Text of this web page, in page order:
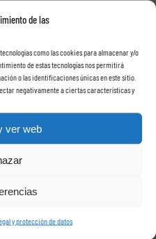
de las
como las cookies para almacenar y/o
de estas tecnologías nos permitirá
o las identificaciones únicas en este sitio.
negativamente a ciertas características y
ver web
y protección de datos